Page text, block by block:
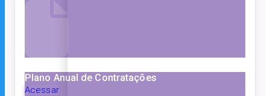
Plano Anual de Contratações
Acessar